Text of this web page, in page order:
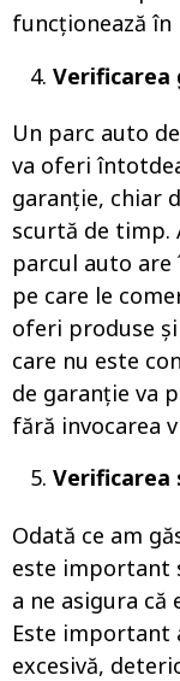
funcționează
Verificarea
Un parc auto
va oferi
garanție, chiar
scurtă de timp.
parcul auto
pe care le
oferi produse
care nu este
de garanție va
fără invocarea
Odată ce am
este important
a ne asigura
Este important
excesivă,